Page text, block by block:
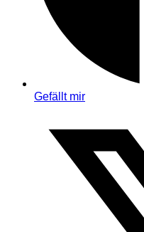
Gefällt mir